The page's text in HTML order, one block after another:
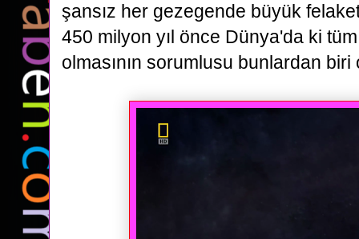
şansız her gezegende büyük
450 milyon yıl önce Dünya'da ki
olmasının sorumlusu bunlardan biri